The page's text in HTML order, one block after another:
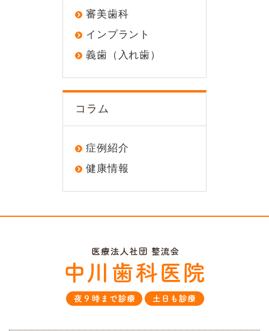
審美歯科
インプラント
義歯（入れ歯）
コラム
症例紹介
健康情報